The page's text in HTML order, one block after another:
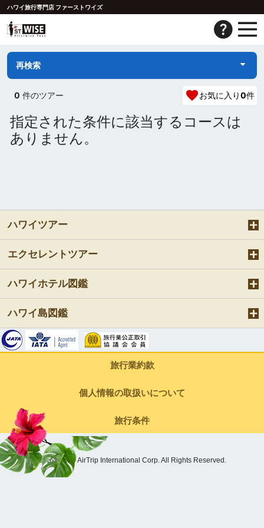
ハワイ旅行専門店 ファーストワイズ
再検索
0 件のツアー お気に入り0件
指定された条件に該当するコースは
ありません。
ハワイツアー
エクセレントツアー
ハワイホテル図鑑
ハワイ島図鑑
旅行業約款
個人情報の取扱いについて
旅行条件
Copyright © AirTrip International Corp. All Rights Reserved.